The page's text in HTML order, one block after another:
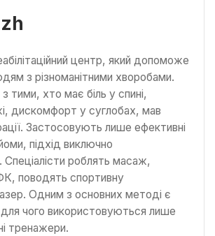
центр, який допоможе
з різноманітними хворобами.
тими, хто має біль у спині,
дискомфорт у суглобах, мав
Застосовують лише ефективні
підхід виключно
Спеціалісти роблять масаж,
поводять спортивну
Одним з основних методі є
для чого використовуються лише
тренажери.